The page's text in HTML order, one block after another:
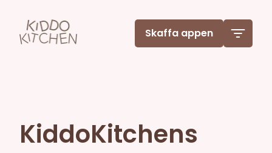
Skaffa appen
KiddoKitchens